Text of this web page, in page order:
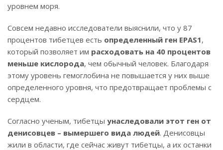
уровнем моря.
Совсем недавно исследователи выяснили, что у 87
процентов тибетцев есть определенный ген EPAS1,
который позволяет им расходовать на 40 процентов
меньше кислорода, чем обычный человек. Благодаря
этому уровень гемоглобина не повышается у них выше
определенного уровня, что предотвращает проблемы с
сердцем.
Согласно ученым, тибетцы унаследовали этот ген от
денисовцев – вымершего вида людей. Денисовцы
жили в области, где сейчас живут тибетцы, а их останки